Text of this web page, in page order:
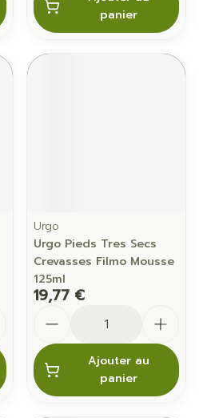
panier
Urgo
Urgo Pieds Tres Secs
Crevasses Filmo Mousse
125ml
19,77 €
Ajouter au
panier